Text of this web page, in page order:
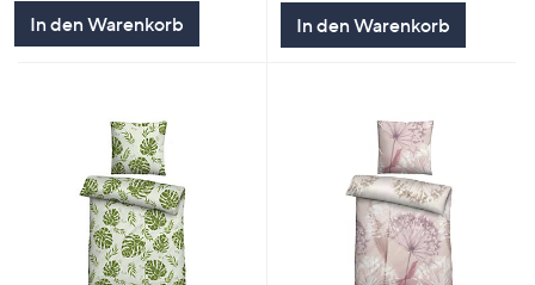
In den Warenkorb In den Warenkorb